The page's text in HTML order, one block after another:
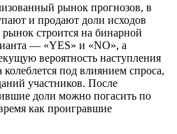
рынок прогнозов, в
и продают доли исходов
строится на бинарной
— «YES» и «NO», а
вероятность наступления
под влиянием спроса,
участников. После
доли можно погасить по
как проигравшие